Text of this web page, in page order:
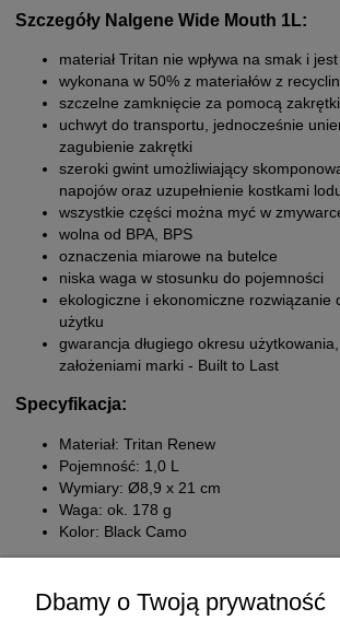
Szczegóły Nalgene Wide Mouth 1L:
materiał Tritan nie wpływa na smak i
wykonana w 50% z materiałów z
szczelne zamknięcie za pomocą zakrętki
uchwyt do transportu, jednocześnie
zagubienie zakrętki
szeroki gwint umożliwiający
napojów oraz uzupełnienie kostkami
wszystkie części można myć w
wolna od BPA, BPS
oznaczenia miarowe na butelce
niska waga w stosunku do pojemności
ekologiczne i ekonomiczne rozwiązanie
użytku
gwarancja długiego okresu
założeniami marki - Built to Last
Specyfikacja:
Materiał: Tritan Renew
Pojemność: 1,0 L
Wymiary: Ø8,9 x 21 cm
Waga: ok. 178 g
Kolor: Black Camo
Dbamy o Twoją prywatność